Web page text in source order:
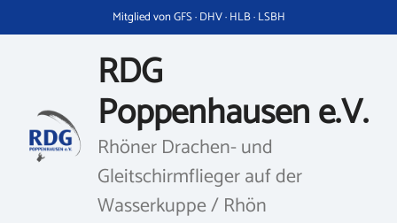
Inhalt
Mitglied von GFS · DHV · HLB · LSBH
RDG
Poppenhausen e.V.
Rhöner Drachen- und
Gleitschirmflieger auf der
Wasserkuppe / Rhön